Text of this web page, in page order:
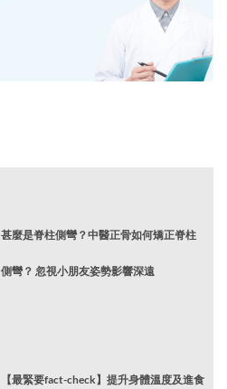
甚麼是脊柱側彎？中醫正骨如何矯正脊柱
側彎？ 忽視小朋友姿勢影響深遠
【最緊要fact-check】提升身體溫度及進食